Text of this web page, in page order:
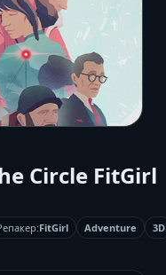
Circle FitGirl
FitGirl Adventure
3D